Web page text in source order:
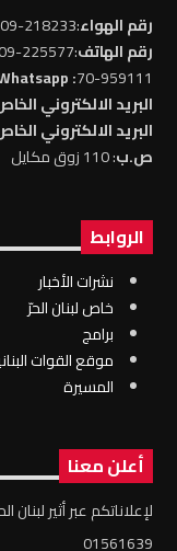
رقم الهواء:218233-09
رقم الهاتف:225577-09
70-959111
: Whatsapp
البريد الالكتروني
البريد الالكتروني
ص.ب: 110 زوق مكايل
الروابط
نشرات الأخبار
خاص لبنان الحرّ
برامج
موقع القوات
المسيرة
أعلن معنا
لإعلاناتكم عبر أثير لبنان
01561639